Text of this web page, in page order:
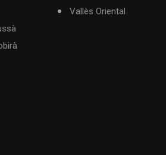
Vallès Oriental